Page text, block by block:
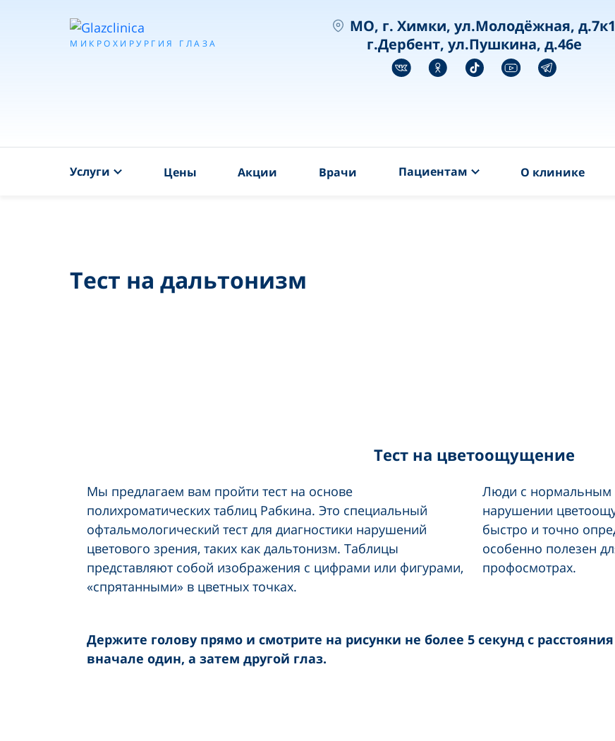
МИКРОХИРУРГИЯ ГЛАЗА
MO, г. Химки, ул.Молодёжная, д.7к1
г.Дербент, ул.Пушкина, д.46е
Услуги Цены Акции Врачи Пациентам О клинике
Тест на дальтонизм
Тест на цветоощущение
Мы предлагаем вам пройти тест на основе
полихроматических таблиц Рабкина. Это специальный
офтальмологический тест для диагностики нарушений
цветового зрения, таких как дальтонизм. Таблицы
представляют собой изображения с цифрами или фигурами,
«спрятанными» в цветных точках.
Люди с нормальным
нарушении
быстро и точно
особенно полезен
профосмотрах.
Держите голову прямо и смотрите на рисунки не более 5 секунд с
вначале один, а затем другой глаз.